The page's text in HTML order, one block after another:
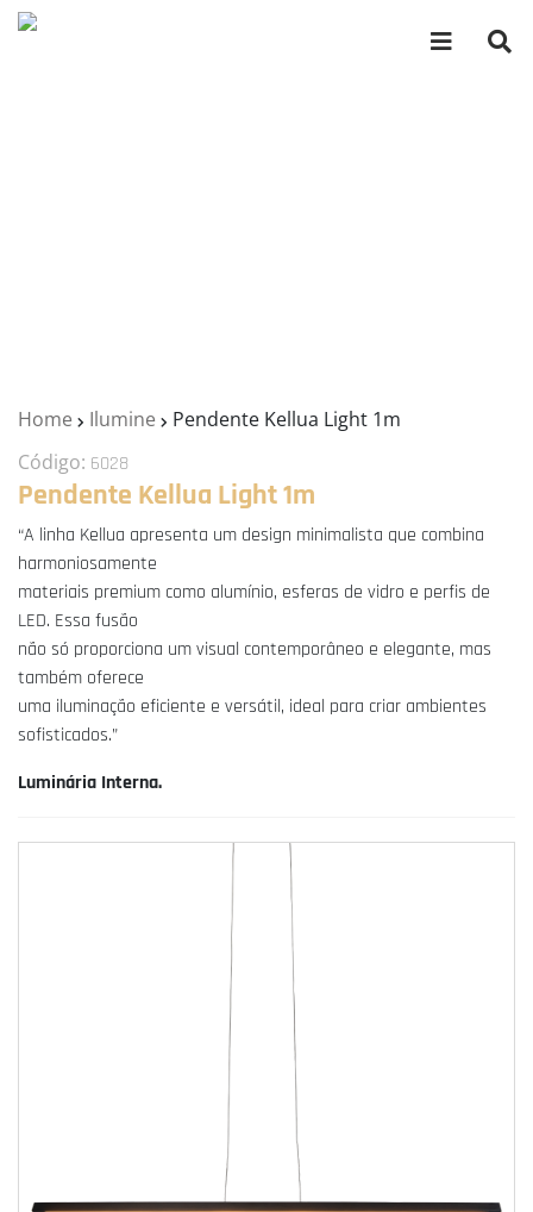
Home Ilumine
Pendente Kellua Light 1m
Código: 6028
Pendente Kellua Light 1m
“A linha Kellua apresenta um design minimalista que combina
harmoniosamente
materiais premium como alumínio, esferas de vidro e perfis de
LED. Essa fusão
não só proporciona um visual contemporâneo e elegante, mas
também oferece
uma iluminação eficiente e versátil, ideal para criar ambientes
sofisticados.”
Luminária Interna.